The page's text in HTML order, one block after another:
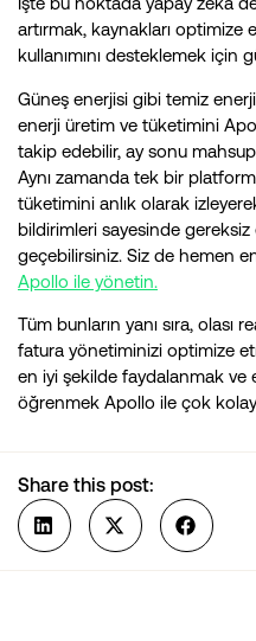
artırmak, kaynakları optimize
kullanımını desteklemek için
Güneş enerjisi gibi temiz enerji
enerji üretim ve tüketimini
takip edebilir, ay sonu
Aynı zamanda tek bir
tüketimini anlık olarak
bildirimleri sayesinde
geçebilirsiniz. Siz de hemen
Apollo ile yönetin.
Tüm bunların yanı sıra, olası
fatura yönetiminizi optimize
en iyi şekilde faydalanmak ve
öğrenmek Apollo ile çok
Share this post: